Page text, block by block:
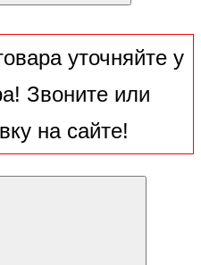
уточняйте у
Звоните или
на сайте!